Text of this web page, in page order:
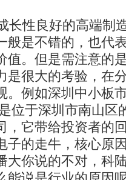
长性良好的高端制
般是不错的，也代
值。但是需注意的
是很大的考验，在
。例如深圳中小板
位于深圳市南山
，它带给投资者的
子的走牛，核心原
大你说的不对，科